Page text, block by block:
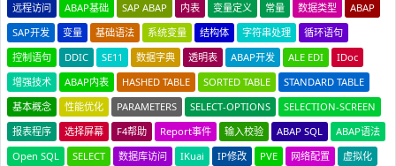
远程访问
ABAP基础 SAP ABAP 内表 变量定义 常量 数据类型
ABAP
SAP开发
变量 基础语法 系统变量 结构体 字符串处理
循环语句
控制语句
DDIC SE11 数据字典 透明表 ABAP开发 ALE EDI
IDoc
增强技术
ABAP内表 HASHED TABLE SORTED TABLE
STANDARD TABLE
基本概念
性能优化 PARAMETERS SELECT-OPTIONS
SELECTION-SCREEN
报表程序
选择屏幕 F4帮助 Report事件 输入校验 ABAP SQL
ABAP语法
Open SQL
SELECT 数据库访问 IKuai IP修改 PVE 网络配置 虚拟化